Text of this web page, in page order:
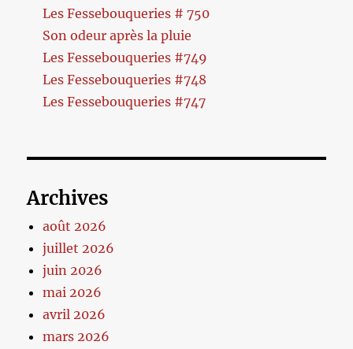
Les Fessebouqueries # 750
Son odeur après la pluie
Les Fessebouqueries #749
Les Fessebouqueries #748
Les Fessebouqueries #747
Archives
août 2026
juillet 2026
juin 2026
mai 2026
avril 2026
mars 2026